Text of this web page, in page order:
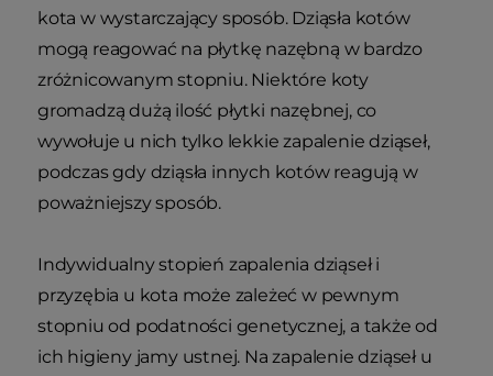
kota w wystarczający sposób. Dziąsła kotów
mogą reagować na płytkę nazębną w bardzo
zróżnicowanym stopniu. Niektóre koty
gromadzą dużą ilość płytki nazębnej, co
wywołuje u nich tylko lekkie zapalenie dziąseł,
podczas gdy dziąsła innych kotów reagują w
poważniejszy sposób.
Indywidualny stopień zapalenia dziąseł i
przyzębia u kota może zależeć w pewnym
stopniu od podatności genetycznej, a także od
ich higieny jamy ustnej. Na zapalenie dziąseł u